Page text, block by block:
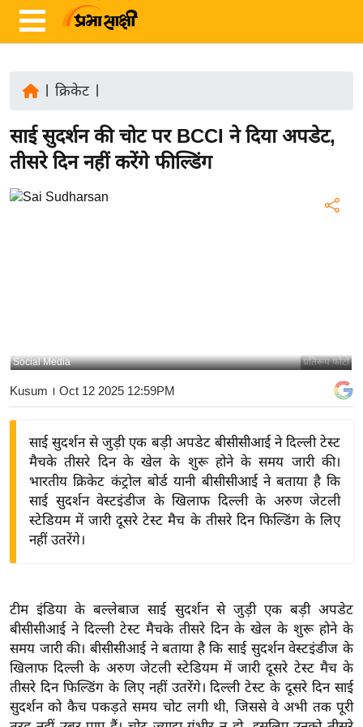
ज़ा
ख
र
ष्ट्री
बि
द्यो
त
वि
शे
ष
ज्ञ
रा
क्रिकेट|
साई सुदर्शन की चोट पर BCCI ने दिया अपडेट,
तीसरे दिन नहीं करेंगे फील्डिंग
प्रतिरूप फोटो
Social Media
Kusum । Oct 12 2025 12:59PM
साई सुदर्शन से जुड़ी एक बड़ी अपडेट बीसीसीआई ने दिल्ली टेस्ट
मैचके तीसरे दिन के खेल के शुरू होने के समय जारी की।
भारतीय क्रिकेट कंट्रोल बोर्ड यानी बीसीसीआई ने बताया है कि
साई सुदर्शन वेस्टइंडीज के खिलाफ दिल्ली के अरुण जेटली
स्टेडियम में जारी दूसरे टेस्ट मैच के तीसरे दिन फिल्डिंग के लिए
नहीं उतरेंगे।
टीम इंडिया के बल्लेबाज साई सुदर्शन से जुड़ी एक बड़ी अपडेट
बीसीसीआई ने दिल्ली टेस्ट मैचके तीसरे दिन के खेल के शुरू होने के
समय जारी की। बीसीसीआई ने बताया है कि साई सुदर्शन वेस्टइंडीज के
खिलाफ दिल्ली के अरुण जेटली स्टेडियम में जारी दूसरे टेस्ट मैच के
तीसरे दिन फिल्डिंग के लिए नहीं उतरेंगे। दिल्ली टेस्ट के दूसरे दिन साई
सुदर्शन को कैच पकड़ते समय चोट लगी थी, जिससे वे अभी तक पूरी